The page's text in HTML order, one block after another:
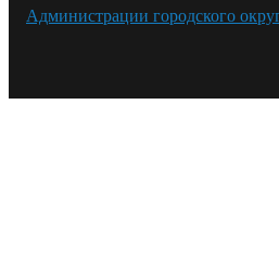
Администрации городского